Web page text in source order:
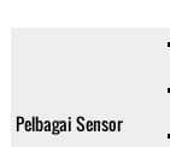
Pelbagai Sensor